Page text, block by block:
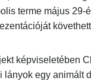
terme május 29-
képviseletében
egy animált